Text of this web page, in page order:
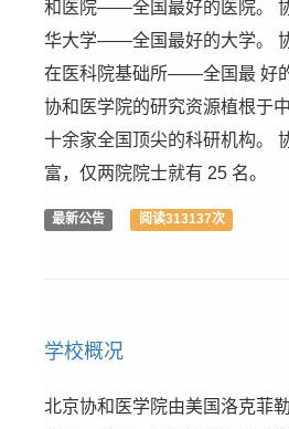
和医院——全国最好的医院。
华大学——全国最好的大学。
在医科院基础所——全国最 好
协和医学院的研究资源植根于
十余家全国顶尖的科研机构。
富，仅两院院士就有 25 名。
最新公告 阅读313137次
学校概况
北京协和医学院由美国洛克菲